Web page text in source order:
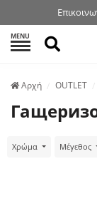
MENU
Аρχή OUTLET
Χρώμα Μέγεθος